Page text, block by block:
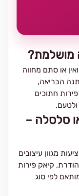
מושלמת?
או סתם מחווה
הבריאה,
חתוכים
ולטעם.
סלסלה –
מגוון עיצובים
קיאק פירות
לפי סוג